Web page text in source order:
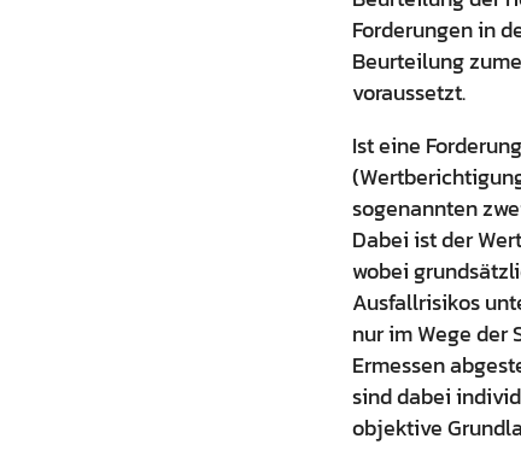
Forderungen in
Beurteilung
voraussetzt.
Ist eine
sogenannten
Dabei ist der
wobei
Ausfallrisikos
nur im Wege
Ermessen
sind dabei
objektive